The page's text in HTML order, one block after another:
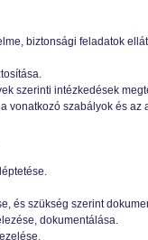
biztonsági feladatok
szerinti intézkedések
vonatkozó szabályok és
és szükség szerint
dokumentálása.